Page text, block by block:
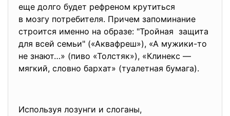
еще долго будет рефреном крутиться
в мозгу потребителя. Причем запоминание
строится именно на образе: "Тройная защита
для всей семьи" («Аквафреш»), «А мужики-то
не знают…» (пиво «Толстяк»), «Клинекс —
мягкий, словно бархат» (туалетная бумага).
Используя лозунги и слоганы,